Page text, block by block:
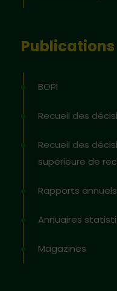
Publications
BOPI
Recueil des
Recueil des
supérieure de
Rapports annuels
Annuaires
Magazines